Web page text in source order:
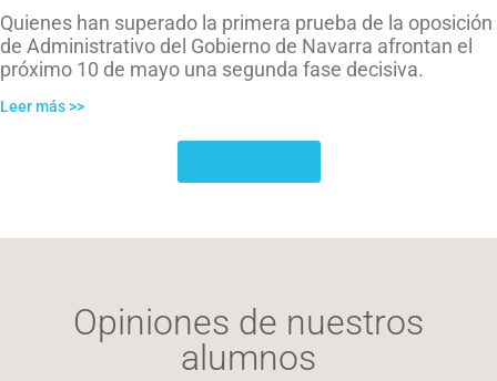
Quienes han superado la primera prueba de la oposición
de Administrativo del Gobierno de Navarra afrontan el
próximo 10 de mayo una segunda fase decisiva.
Leer más >>
Opiniones de nuestros
alumnos